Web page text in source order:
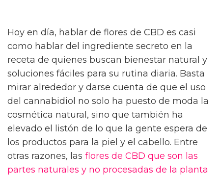
Hoy en día, hablar de flores de CBD es casi
como hablar del ingrediente secreto en la
receta de quienes buscan bienestar natural y
soluciones fáciles para su rutina diaria. Basta
mirar alrededor y darse cuenta de que el uso
del cannabidiol no solo ha puesto de moda la
cosmética natural, sino que también ha
elevado el listón de lo que la gente espera de
los productos para la piel y el cabello. Entre
otras razones, las flores de CBD que son las
partes naturales y no procesadas de la planta